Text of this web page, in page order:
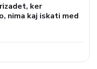
ker
nima kaj iskati med